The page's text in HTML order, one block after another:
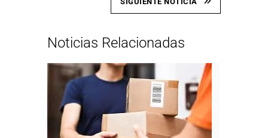
Noticias Relacionadas